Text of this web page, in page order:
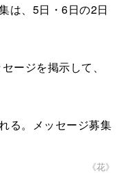
は、5日・6日の2日
ージを掲示して、
る。メッセージ募集
《花》